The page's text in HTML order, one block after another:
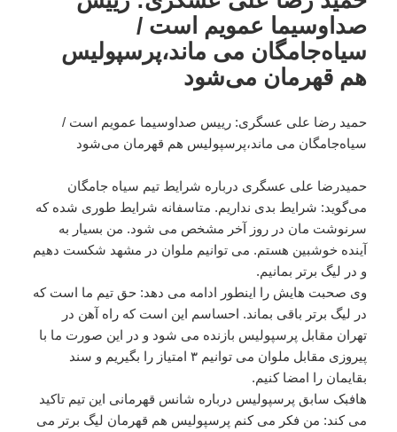
صداوسیما عمویم است /
سیاه‌جامگان می ماند،‌پرسپولیس
هم قهرمان می‌شود
حمید رضا علی عسگری: رییس صداوسیما عمویم است /
سیاه‌جامگان می ماند،‌پرسپولیس هم قهرمان می‌شود
حمیدرضا علی عسگری درباره شرایط تیم سیاه جامگان
می‌گوید: شرایط بدی نداریم. متاسفانه شرایط طوری شده که
سرنوشت مان در روز آخر مشخص می شود. من بسیار به
آینده خوشبین هستم. می توانیم ملوان در مشهد شکست دهیم
و در لیگ برتر بمانیم.
وی صحبت هایش را اینطور ادامه می دهد: حق تیم ما است که
در لیگ برتر باقی بماند. احساسم این است که راه آهن در
تهران مقابل پرسپولیس بازنده می شود و در این صورت ما با
پیروزی مقابل ملوان می توانیم ۳ امتیاز را بگیریم و سند
بقایمان را امضا کنیم.
هافبک سابق پرسپولیس درباره شانس قهرمانی این تیم تاکید
می کند: من فکر می کنم پرسپولیس هم قهرمان لیگ برتر می